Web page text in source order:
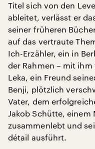
Titel sich von den
ableitet, verlässt er
seiner früheren
auf das vertraute
Ich-Erzähler, ein in
der Rahmen – mit
Leka, ein Freund
Benji, plötzlich
Vater, dem
Jakob Schütte, einem
zusammenlebt und
détail ausführt.